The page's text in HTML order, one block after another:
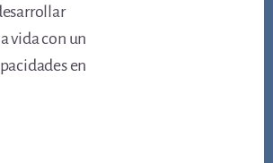
vida con un
en